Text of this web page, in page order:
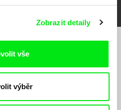
Zobrazit detaily
vše
výběr
informováni o našem